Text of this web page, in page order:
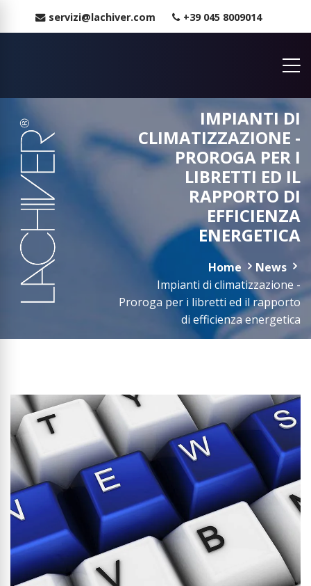
servizi@lachiver.com +39 045 8009014
IMPIANTI DI
CLIMATIZZAZIONE -
PROROGA PER I
LIBRETTI ED IL
RAPPORTO DI
EFFICIENZA
ENERGETICA
Home
News
Impianti di climatizzazione -
Proroga per i libretti ed il rapporto
di efficienza energetica